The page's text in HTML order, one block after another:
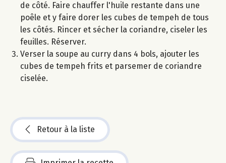
de côté. Faire chauffer l'huile restante dans une
poêle et y faire dorer les cubes de tempeh de tous
les côtés. Rincer et sécher la coriandre, ciseler les
feuilles. Réserver.
Verser la soupe au curry dans 4 bols, ajouter les
cubes de tempeh frits et parsemer de coriandre
ciselée.
Retour à la liste